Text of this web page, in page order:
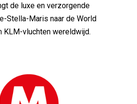
de luxe en verzorgende
Stella-Maris naar de World
KLM-vluchten wereldwijd.